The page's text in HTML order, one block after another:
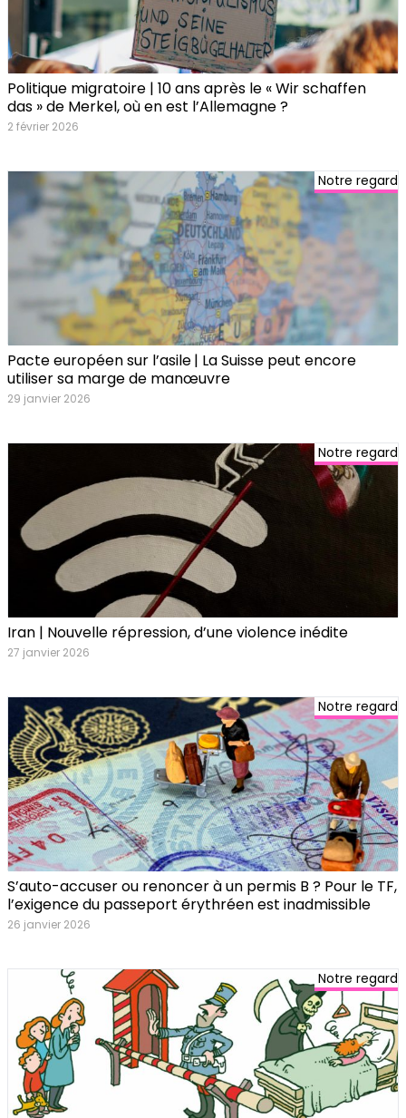
Politique migratoire | 10 ans après le « Wir schaffen
das » de Merkel, où en est l’Allemagne ?
2 février 2026
Notre regard
Pacte européen sur l’asile | La Suisse peut encore
utiliser sa marge de manœuvre
29 janvier 2026
Notre regard
Iran | Nouvelle répression, d’une violence inédite
27 janvier 2026
Notre regard
S’auto-accuser ou renoncer à un permis B ? Pour le TF,
l’exigence du passeport érythréen est inadmissible
26 janvier 2026
Notre regard